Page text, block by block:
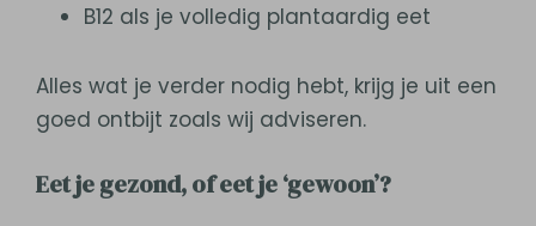
B12 als je volledig plantaardig eet
Alles wat je verder nodig hebt, krijg je uit een
goed ontbijt zoals wij adviseren.
Eet je gezond, of eet je ‘gewoon’?